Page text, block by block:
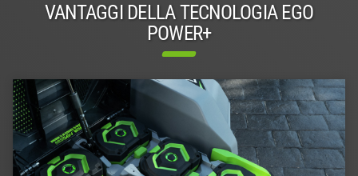
VANTAGGI DELLA TECNOLOGIA EGO
POWER+